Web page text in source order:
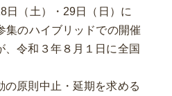
日（土）・29日（日）に
集のハイブリッドでの開催
、令和３年８月１日に全国
の原則中止・延期を求める